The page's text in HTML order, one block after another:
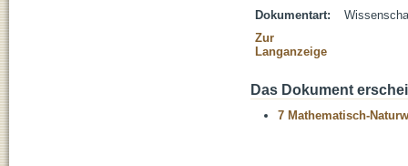
Dokumentart:
Zur
Langanzeige
Das Dokument
7 Mathematisch-